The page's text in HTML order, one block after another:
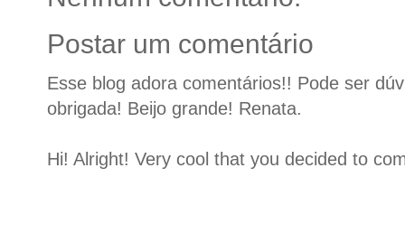
Postar um comentário
Esse blog adora comentários!! Pode ser
obrigada! Beijo grande! Renata.
Hi! Alright! Very cool that you decided to